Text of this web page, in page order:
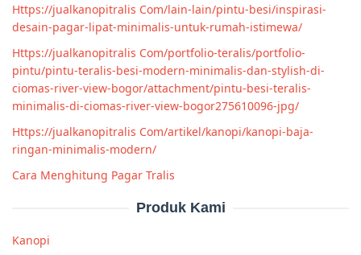
Https://jualkanopitralis Com/lain-lain/pintu-besi/inspirasi-
desain-pagar-lipat-minimalis-untuk-rumah-istimewa/
Https://jualkanopitralis Com/portfolio-teralis/portfolio-
pintu/pintu-teralis-besi-modern-minimalis-dan-stylish-di-
ciomas-river-view-bogor/attachment/pintu-besi-teralis-
minimalis-di-ciomas-river-view-bogor275610096-jpg/
Https://jualkanopitralis Com/artikel/kanopi/kanopi-baja-
ringan-minimalis-modern/
Cara Menghitung Pagar Tralis
Produk Kami
Kanopi